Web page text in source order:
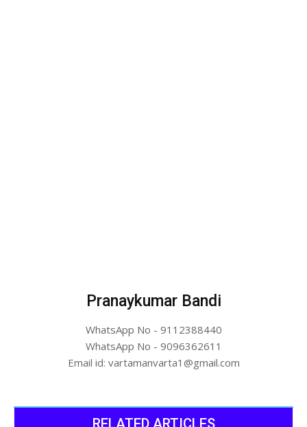
Pranaykumar Bandi
WhatsApp No - 9112388440
WhatsApp No - 9096362611
Email id: vartamanvarta1@gmail.com
RELATED ARTICLES